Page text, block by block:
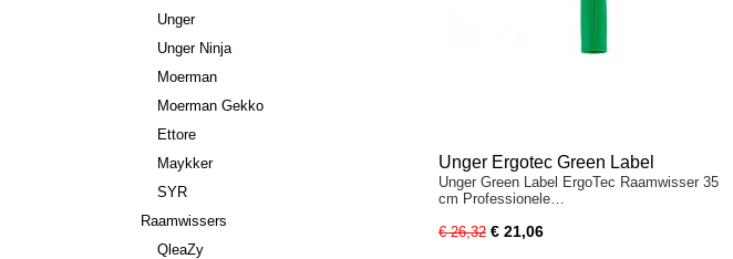
Unger
Unger Ninja
Moerman
Moerman Gekko
Ettore
Maykker
SYR
Raamwissers
QleaZy
Unger Ergotec Green Label
Raamwisser 35cm
Unger Green Label ErgoTec Raamwisser 35
cm Professionele…
€ 26,32 € 21,06